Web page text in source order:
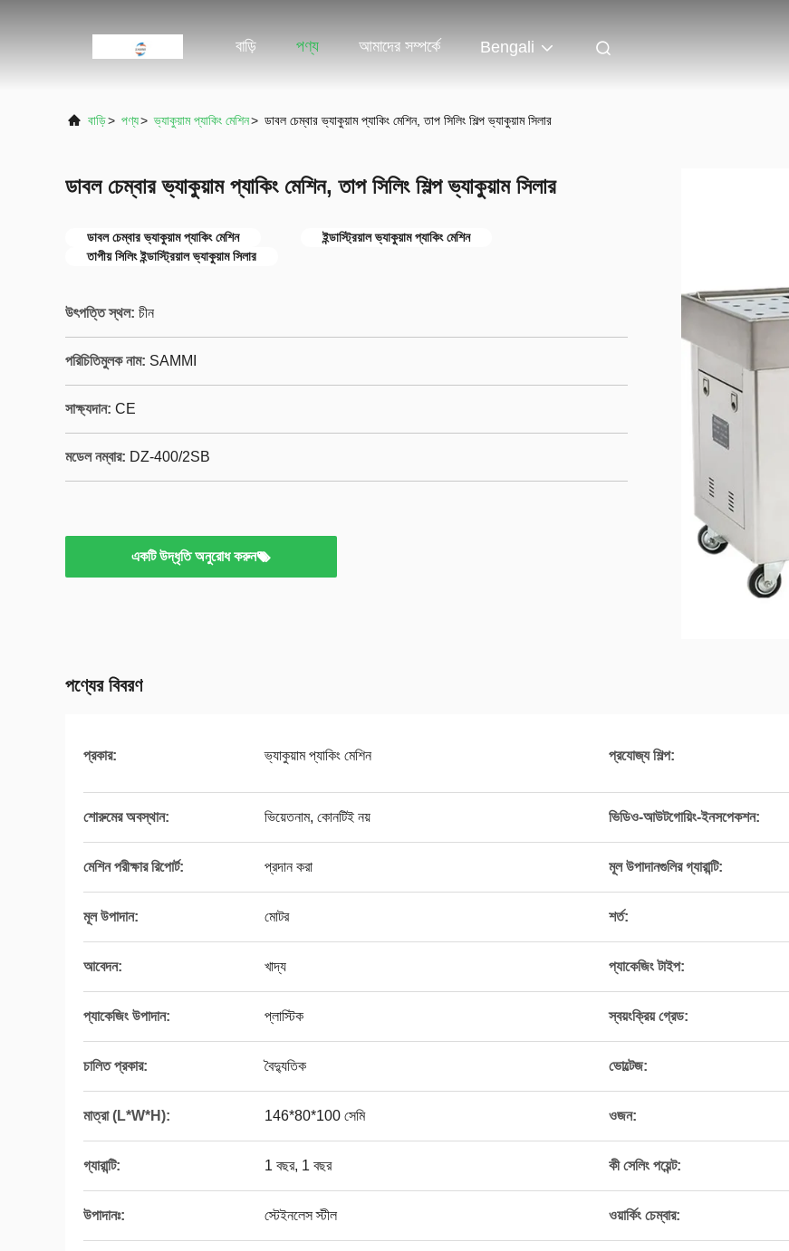
বাড়ি পণ্য আমাদের সম্পর্কে Bengali
বাড়ি> পণ্য> ভ্যাকুয়াম প্যাকিং মেশিন> ডাবল চেম্বার ভ্যাকুয়াম প্যাকিং মেশিন, তাপ সিলিং শিল্প ভ্যাকুয়াম সিলার
ডাবল চেম্বার ভ্যাকুয়াম প্যাকিং মেশিন, তাপ সিলিং শিল্প ভ্যাকুয়াম সিলার
ডাবল চেম্বার ভ্যাকুয়াম প্যাকিং মেশিন
ইন্ডাস্ট্রিয়াল ভ্যাকুয়াম প্যাকিং মেশিন
তাপীয় সিলিং ইন্ডাস্ট্রিয়াল ভ্যাকুয়াম সিলার
উৎপত্তি স্থল: চীন
পরিচিতিমুলক নাম: SAMMI
সাক্ষ্যদান: CE
মডেল নম্বার: DZ-400/2SB
একটি উদ্ধৃতি অনুরোধ করুন
পণ্যের বিবরণ
প্রকার: ভ্যাকুয়াম প্যাকিং মেশিন প্রযোজ্য শিল্প:
শোরুমের অবস্থান: ভিয়েতনাম, কোনটিই নয় ভিডিও-আউটগোয়িং-ইনসপেকশন:
মেশিন পরীক্ষার রিপোর্ট: প্রদান করা মূল উপাদানগুলির গ্যারান্টি:
মূল উপাদান: মোটর শর্ত:
আবেদন: খাদ্য প্যাকেজিং টাইপ:
প্যাকেজিং উপাদান: প্লাস্টিক স্বয়ংক্রিয় গ্রেড:
চালিত প্রকার: বৈদ্যুতিক ভোল্টেজ:
মাত্রা (L*W*H): 146*80*100 সেমি ওজন:
গ্যারান্টি: 1 বছর, 1 বছর কী সেলিং পয়েন্ট:
উপাদানঃ: স্টেইনলেস স্টীল ওয়ার্কিং চেম্বার: